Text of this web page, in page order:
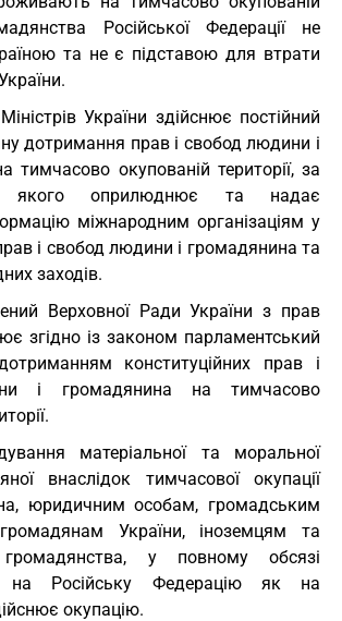
Російської Федерації не
та не є підставою для втрати
України здійснює постійний
дотримання прав і свобод людини і
тимчасово окупованій території, за
якого оприлюднює та надає
міжнародним організаціям у
і свобод людини і громадянина та
заходів.
Верховної Ради України з прав
згідно із законом парламентський
конституційних прав і
і громадянина на тимчасово
матеріальної та моральної
внаслідок тимчасової окупації
юридичним особам, громадським
України, іноземцям та
у повному обсязі
на Російську Федерацію як на
окупацію.